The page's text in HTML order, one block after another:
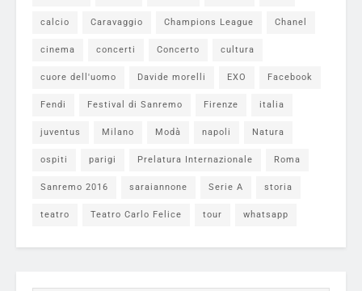
calcio Caravaggio Champions League Chanel
cinema concerti Concerto cultura
cuore dell'uomo Davide morelli EXO Facebook
Fendi Festival di Sanremo Firenze italia
juventus Milano Modà napoli Natura
ospiti parigi Prelatura Internazionale Roma
Sanremo 2016 saraiannone Serie A storia
teatro Teatro Carlo Felice tour whatsapp